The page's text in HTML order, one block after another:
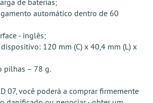
de baterias;
automático dentro de 60
- inglês;
120 mm (C) x 40,4 mm (L) x
pilhas – 78 g.
07, você poderá a comprar firmemente